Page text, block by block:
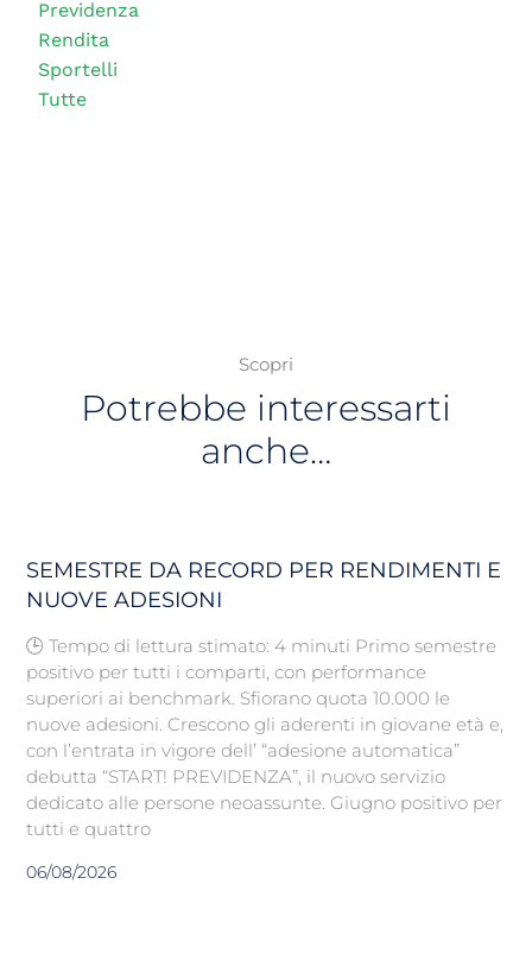
Previdenza
Rendita
Sportelli
Tutte
Scopri
Potrebbe interessarti
anche…
SEMESTRE DA RECORD PER RENDIMENTI E
NUOVE ADESIONI
🕒 Tempo di lettura stimato: 4 minuti Primo semestre
positivo per tutti i comparti, con performance
superiori ai benchmark. Sfiorano quota 10.000 le
nuove adesioni. Crescono gli aderenti in giovane età e,
con l’entrata in vigore dell’ “adesione automatica”
debutta “START! PREVIDENZA”, il nuovo servizio
dedicato alle persone neoassunte. Giugno positivo per
tutti e quattro
06/08/2026